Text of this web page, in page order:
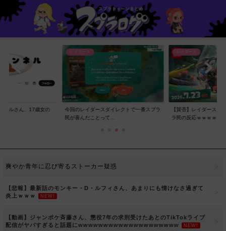
ネルさん、17歳女の
レイダース
今回のレイダースダイレクトで一番スプラ
民が喜んだことって...
レイダース
【賛否】レイダースダ
ラ民の反応ｗｗｗｗ...
爽やか青年に忍び寄るストーカー疑惑
【悲報】最新話のモンキー・D・ルフィさん、あまりにも情けなさ過ぎて
炎上ｗｗｗ
NEW!
【動画】ジャンポケ斉藤さん、懲役7年の求刑受けたあとのTikTokライブ
配信がヤバすぎると話題にwwwwwwwwwwwwwwwwwwww
NEW!